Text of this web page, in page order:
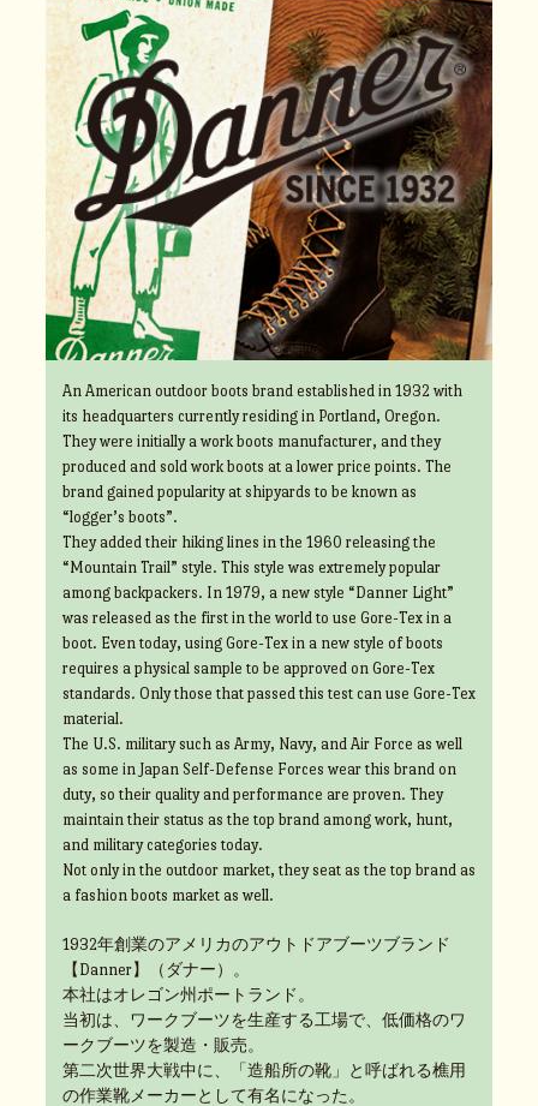
An American outdoor boots brand established in 1932 with
its headquarters currently residing in Portland, Oregon.
They were initially a work boots manufacturer, and they
produced and sold work boots at a lower price points. The
brand gained popularity at shipyards to be known as
“logger’s boots”.
They added their hiking lines in the 1960 releasing the
“Mountain Trail” style. This style was extremely popular
among backpackers. In 1979, a new style “Danner Light”
was released as the first in the world to use Gore-Tex in a
boot. Even today, using Gore-Tex in a new style of boots
requires a physical sample to be approved on Gore-Tex
standards. Only those that passed this test can use Gore-Tex
material.
The U.S. military such as Army, Navy, and Air Force as well
as some in Japan Self-Defense Forces wear this brand on
duty, so their quality and performance are proven. They
maintain their status as the top brand among work, hunt,
and military categories today.
Not only in the outdoor market, they seat as the top brand as
a fashion boots market as well.
1932年創業のアメリカのアウトドアブーツブランド
【Danner】（ダナー）。
本社はオレゴン州ポートランド。
当初は、ワークブーツを生産する工場で、低価格のワ
ークブーツを製造・販売。
第二次世界大戦中に、「造船所の靴」と呼ばれる樵用
の作業靴メーカーとして有名になった。